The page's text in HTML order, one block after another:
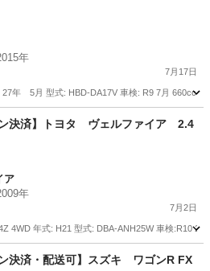
年
7月17日
5月 型式: HBD-DA17V 車検: R9 7月 660cc 走
エブリイ 走行距離
ン決済】トヨタ ヴェルファイア 2.4
ア
年
7月2日
年式: H21 型式: DBA-ANH25W 車検:R10 2
ヴェルファイア 走行距離
ン決済・配送可】スズキ ワゴンR FX